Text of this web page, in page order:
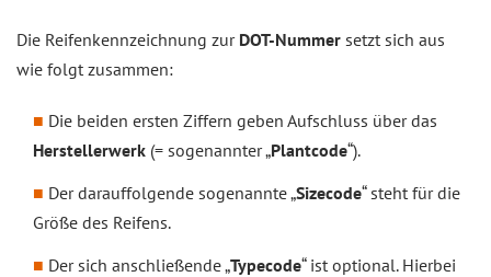
Die Reifenkennzeichnung zur DOT-Nummer setzt sich aus
wie folgt zusammen:
Die beiden ersten Ziffern geben Aufschluss über das
Herstellerwerk (= sogenannter „Plantcode“).
Der darauffolgende sogenannte „Sizecode“ steht für die
Größe des Reifens.
Der sich anschließende „Typecode“ ist optional. Hierbei